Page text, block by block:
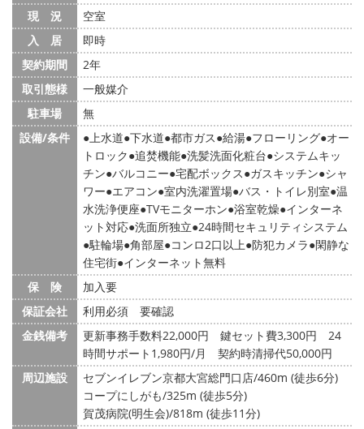
現 況
空室
入 居
即時
契約期間
2年
取引態様
一般媒介
駐車場
無
設備/条件
上水道 下水道 都市ガス 給湯 フローリング オー
トロック 追焚機能 洗髪洗面化粧台 システムキッ
チン バルコニー 宅配ボックス ガスキッチン シャ
ワー エアコン 室内洗濯置場 バス・トイレ別室 温
水洗浄便座 TVモニターホン 浴室乾燥 インターネ
ット対応 洗面所独立 24時間セキュリティシステム
駐輪場 角部屋 コンロ2口以上 防犯カメラ 閑静な
住宅街 インターネット無料
保 険
加入要
保証会社
利用必須 要確認
金銭備考
更新事務手数料22,000円 鍵セット費3,300円 24
時間サポート1,980円/月 契約時清掃代50,000円
周辺施設
セブンイレブン京都大宮総門口店/460m (徒歩6分)
コープにしがも/325m (徒歩5分)
賀茂病院(明生会)/818m (徒歩11分)